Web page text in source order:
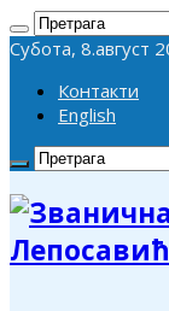
Субота, 8.август
Контакти
English
Лепосавић